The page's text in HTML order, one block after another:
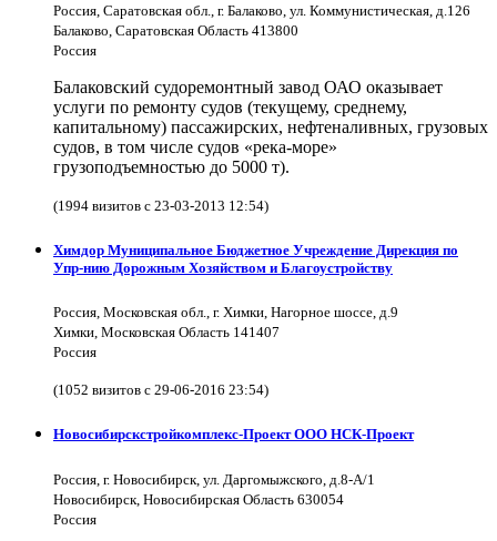
Россия, Саратовская обл., г. Балаково, ул. Коммунистическая, д.126
Балаково, Саратовская Область 413800
Россия
Балаковский судоремонтный завод ОАО оказывает
услуги по ремонту судов (текущему, среднему,
капитальному) пассажирских, нефтеналивных, грузовых
судов, в том числе судов «река-море»
грузоподъемностью до 5000 т).
(1994 визитов с 23-03-2013 12:54)
Химдор Муниципальное Бюджетное Учреждение Дирекция по
Упр-нию Дорожным Хозяйством и Благоустройству
Россия, Московская обл., г. Химки, Нагорное шоссе, д.9
Химки, Московская Область 141407
Россия
(1052 визитов с 29-06-2016 23:54)
Новосибирскстройкомплекс-Проект ООО НСК-Проект
Россия, г. Новосибирск, ул. Даргомыжского, д.8-А/1
Новосибирск, Новосибирская Область 630054
Россия